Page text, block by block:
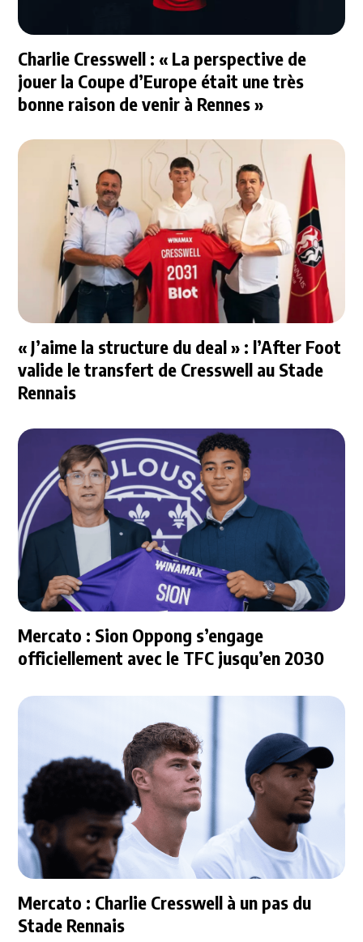
Charlie Cresswell : « La perspective de
jouer la Coupe d’Europe était une très
bonne raison de venir à Rennes »
« J’aime la structure du deal » : l’After Foot
valide le transfert de Cresswell au Stade
Rennais
Mercato : Sion Oppong s’engage
officiellement avec le TFC jusqu’en 2030
Mercato : Charlie Cresswell à un pas du
Stade Rennais